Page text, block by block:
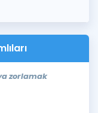
zorlamak